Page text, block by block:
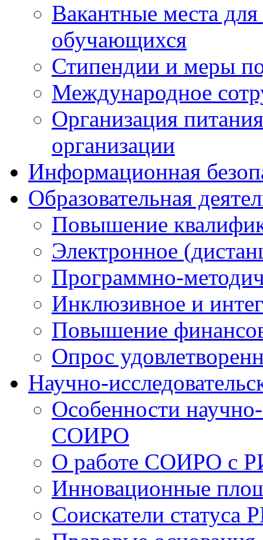
Вакантные места
обучающихся
Стипендии и меры
Международное
Организация
организации
Информационная
Образовательная
Повышение
Электронное
Программно-
Инклюзивное и
Повышение
Опрос
Научно-
Особенности
СОИРО
О работе СОИРО с
Инновационные
Соискатели статуса